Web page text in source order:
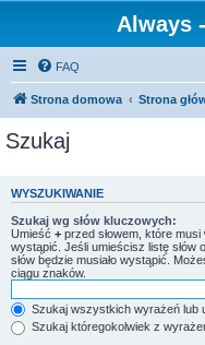
Always
FAQ
Strona domowa Strona
Szukaj
WYSZUKIWANIE
Szukaj wg słów kluczowych:
Umieść + przed słowem, które
wystąpić. Jeśli umieścisz listę słów
słów będzie musiało wystąpić.
ciągu znaków.
Szukaj wszystkich wyrażeń lub
Szukaj któregokolwiek z